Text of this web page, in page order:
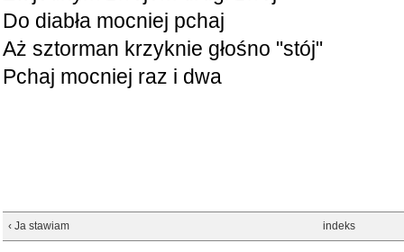
Do diabła mocniej pchaj
Aż sztorman krzyknie głośno "stój"
Pchaj mocniej raz i dwa
‹ Ja stawiam indeks